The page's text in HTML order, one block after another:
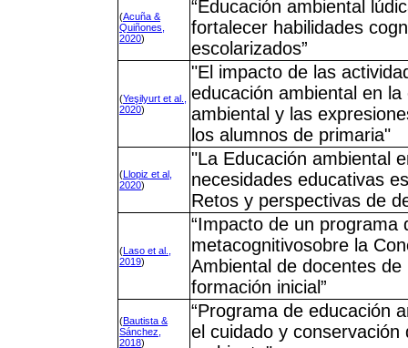
(Acuña &
Quiñones,
2020)
“Educación ambiental
fortalecer habilidades
escolarizados”
(Yeşilyurt et al.,
2020)
"El impacto de las
educación ambiental en la
ambiental y las
los alumnos de primaria"
(Llopiz et al,
2020)
"La Educación ambiental
necesidades educativas
Retos y perspectivas de
(Laso et al.,
2019)
“Impacto de un programa
metacognitivosobre la
Ambiental de docentes de
formación inicial”
(Bautista &
Sánchez,
2018)
“Programa de educación
el cuidado y conservación